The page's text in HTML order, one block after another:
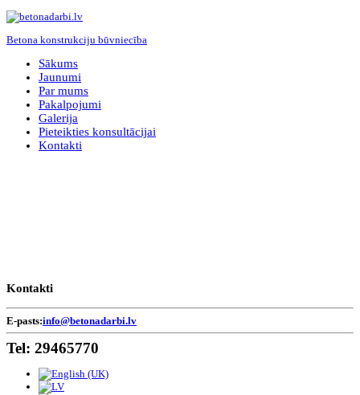
Betona konstrukciju būvniecība
Sākums
Jaunumi
Par mums
Pakalpojumi
Galerija
Pieteikties konsultācijai
Kontakti
Kontakti
E-pasts:info@betonadarbi.lv
Tel: 29465770